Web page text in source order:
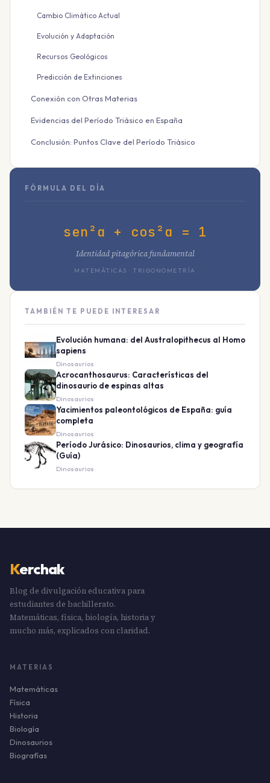
Cambio Climático Actual
Evolución y Adaptación
Recursos Geológicos
Predicción de Extinciones
Conexión con Otras Materias
Evidencias del Período Triásico en España
Conclusión: Puntos Clave del Período Triásico
FÓRMULA DEL DÍA
sen²α + cos²α = 1
Identidad pitagórica fundamental
MATEMÁTICAS · TRIGONOMETRÍA
TAMBIÉN TE PUEDE INTERESAR
Evolución humana: del Australopithecus al Homo
sapiens
Dinosaurios
Acrocanthosaurus: Características del
dinosaurio de espinas altas
Dinosaurios
Yacimientos paleontológicos de España: guía
completa
Dinosaurios
Período Jurásico: Dinosaurios, clima y geografía
(Guía)
Dinosaurios
Kerchak
Blog de divulgación educativa para
estudiantes de bachillerato.
Matemáticas, física, biología, historia y
mucho más, explicados con claridad.
MATERIAS
Matemáticas
Física
Historia
Biología
Dinosaurios
Biografías